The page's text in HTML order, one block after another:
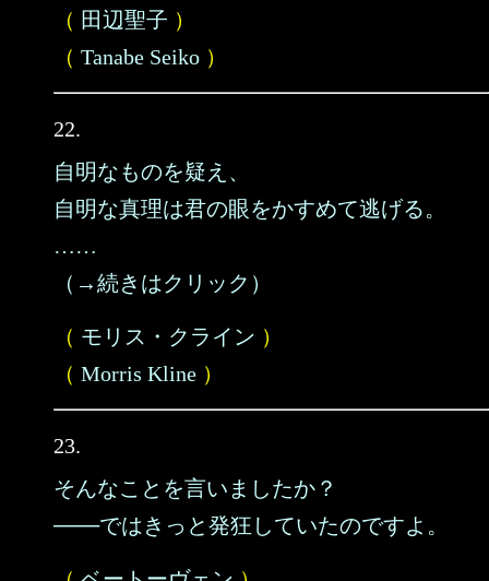
（ 田辺聖子 ）
（ Tanabe Seiko ）
22.
自明なものを疑え、
自明な真理は君の眼をかすめて逃げる。
……
（→続きはクリック）
（ モリス・クライン ）
（ Morris Kline ）
23.
そんなことを言いましたか？
───ではきっと発狂していたのですよ。